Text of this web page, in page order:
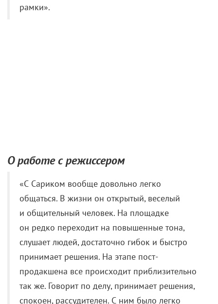
слушает людей, достаточно гибок и быстро
принимает решения. На этапе пост-
продакшена все происходит приблизительно
так же. Говорит по делу, принимает решения,
спокоен, рассудителен. С ним было легко
работать».